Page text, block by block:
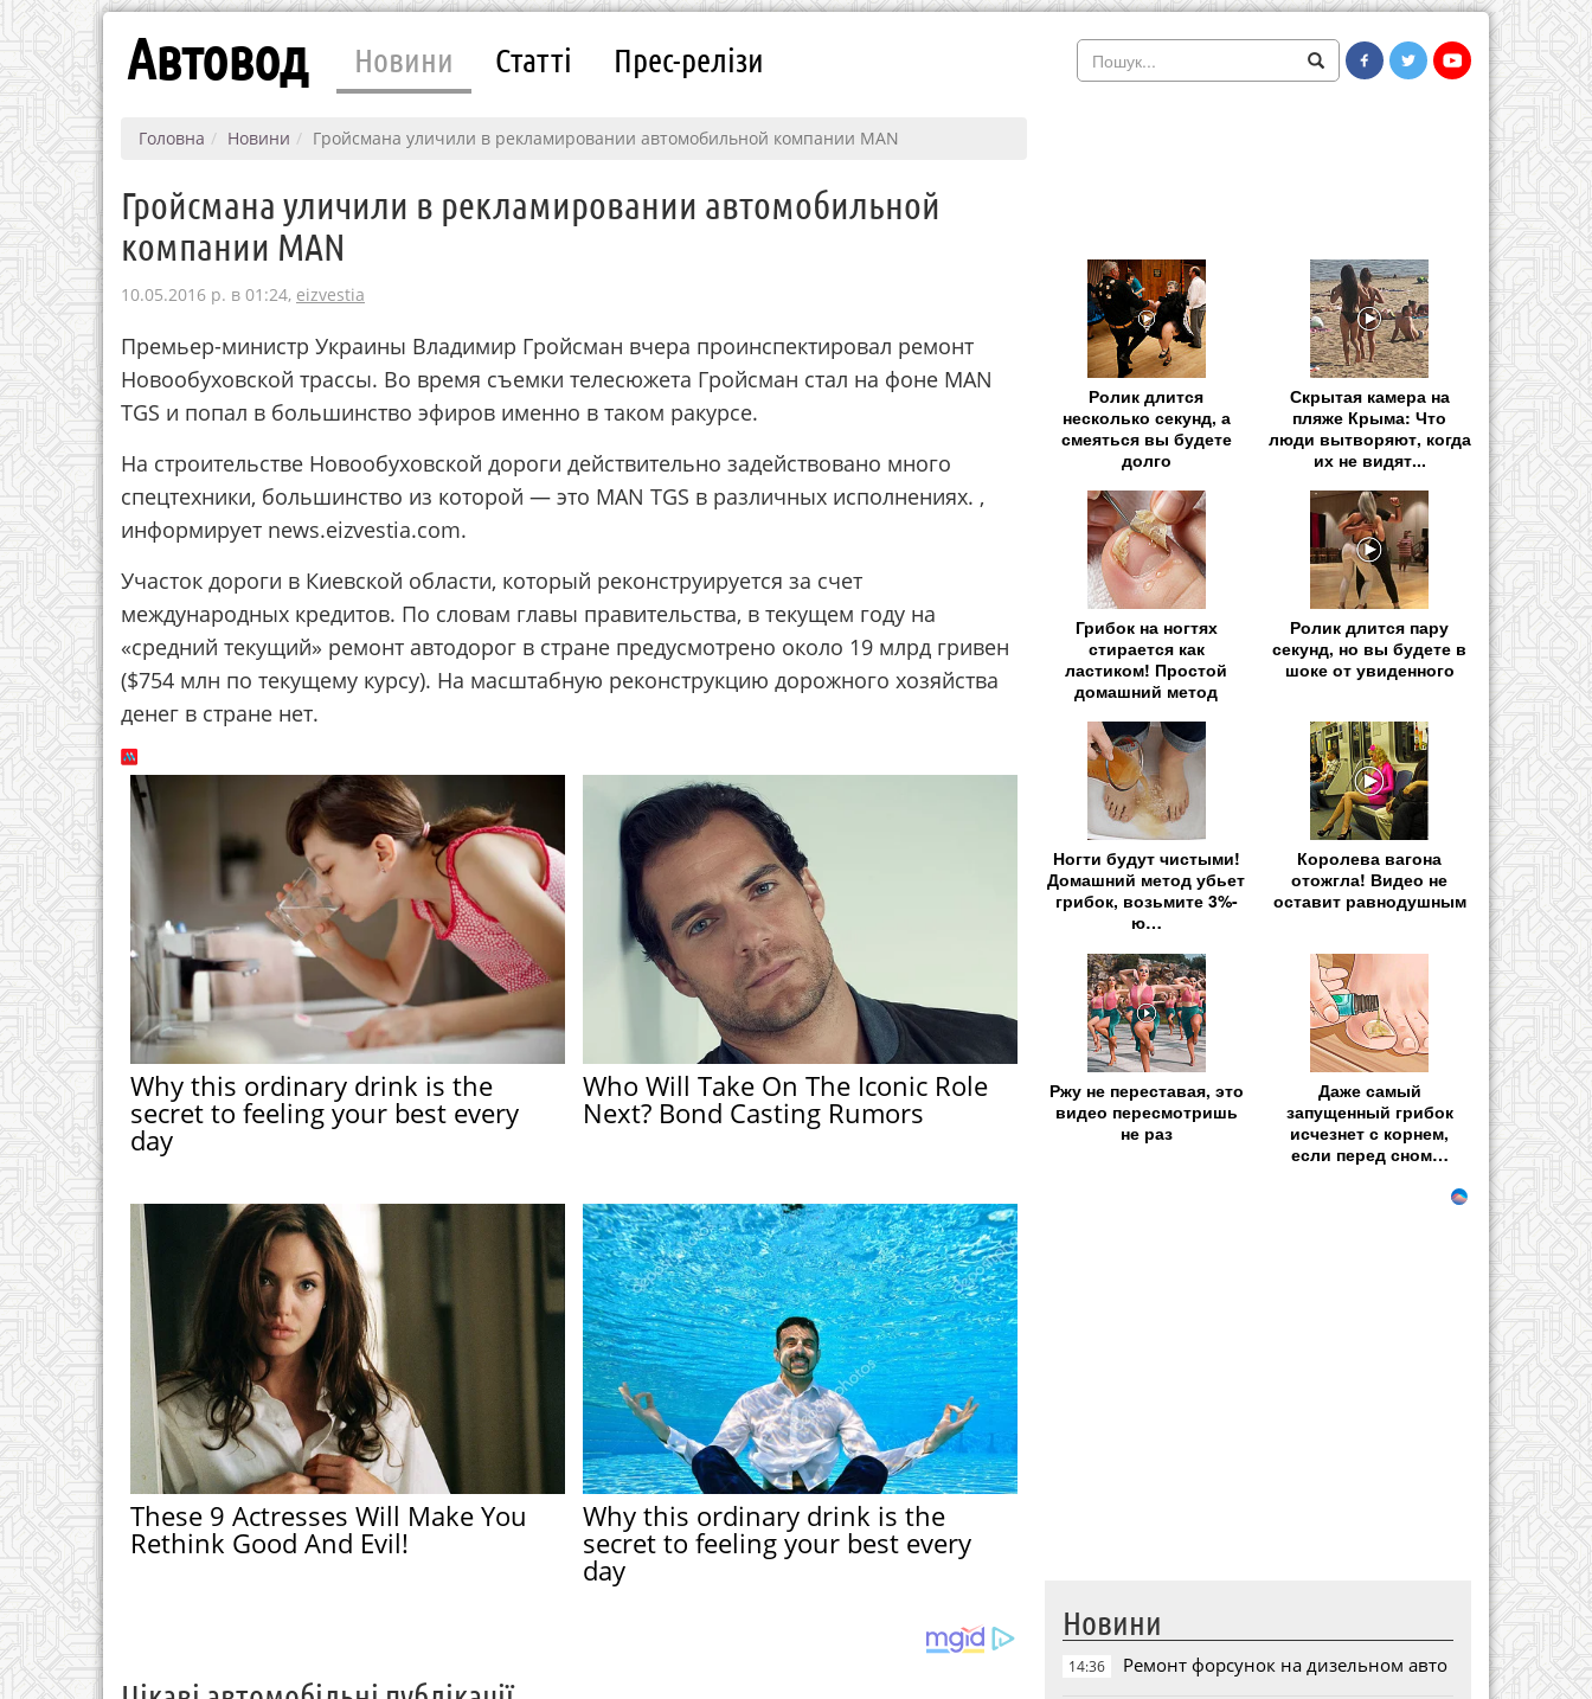
Автовод Новини Статті Прес-релізи
Головна Новини Гройсмана уличили в рекламировании автомобильной компании MAN
Гройсмана уличили в рекламировании автомобильной
компании MAN
10.05.2016 р. в 01:24, eizvestia
Премьер-министр Украины Владимир Гройсман вчера проинспектировал ремонт
Новообуховской трассы. Во время съемки телесюжета Гройсман стал на фоне MAN
TGS и попал в большинство эфиров именно в таком ракурсе.
На строительстве Новообуховской дороги действительно задействовано много
спецтехники, большинство из которой — это MAN TGS в различных исполнениях. ,
информирует news.eizvestia.com.
Участок дороги в Киевской области, который реконструируется за счет
международных кредитов. По словам главы правительства, в текущем году на
«средний текущий» ремонт автодорог в стране предусмотрено около 19 млрд гривен
($754 млн по текущему курсу). На масштабную реконструкцию дорожного хозяйства
денег в стране нет.
Why this ordinary drink is the
secret to feeling your best every
day
Who Will Take On The Iconic Role
Next? Bond Casting Rumors
These 9 Actresses Will Make You
Rethink Good And Evil!
Why this ordinary drink is the
secret to feeling your best every
day
Ролик длится
несколько секунд, а
смеяться вы будете
долго
Скрытая камера на
пляже Крыма: Что
люди вытворяют, когда
их не видят...
Грибок на ногтях
стирается как
ластиком! Простой
домашний метод
Ролик длится пару
секунд, но вы будете в
шоке от увиденного
Ногти будут чистыми!
Домашний метод убьет
грибок, возьмите 3%-
ю…
Королева вагона
отожгла! Видео не
оставит равнодушным
Ржу не переставая, это
видео пересмотришь
не раз
Даже самый
запущенный грибок
исчезнет с корнем,
если перед сном…
Новини
14:36 Ремонт форсунок на дизельном авто